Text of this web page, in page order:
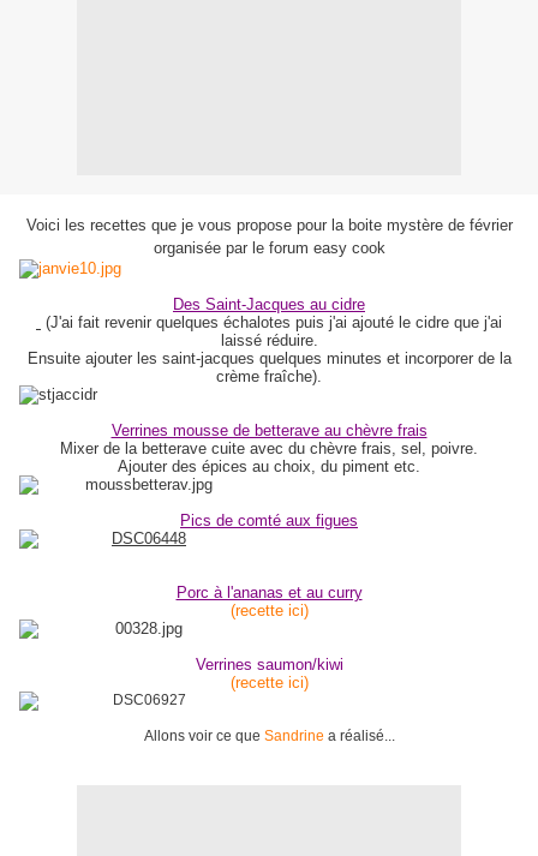
Voici les recettes que je vous propose pour la boite mystère de février
organisée par le forum easy cook
Des Saint-Jacques au cidre
(J'ai fait revenir quelques échalotes puis j'ai ajouté le cidre que j'ai
laissé réduire.
Ensuite ajouter les saint-jacques quelques minutes et incorporer de la
crème fraîche).
Verrines mousse de betterave au chèvre frais
Mixer de la betterave cuite avec du chèvre frais, sel, poivre.
Ajouter des épices au choix, du piment etc.
Pics de comté aux figues
Porc à l'ananas et au curry
(recette ici)
Verrines saumon/kiwi
(recette ici)
Allons voir ce que Sandrine a réalisé...